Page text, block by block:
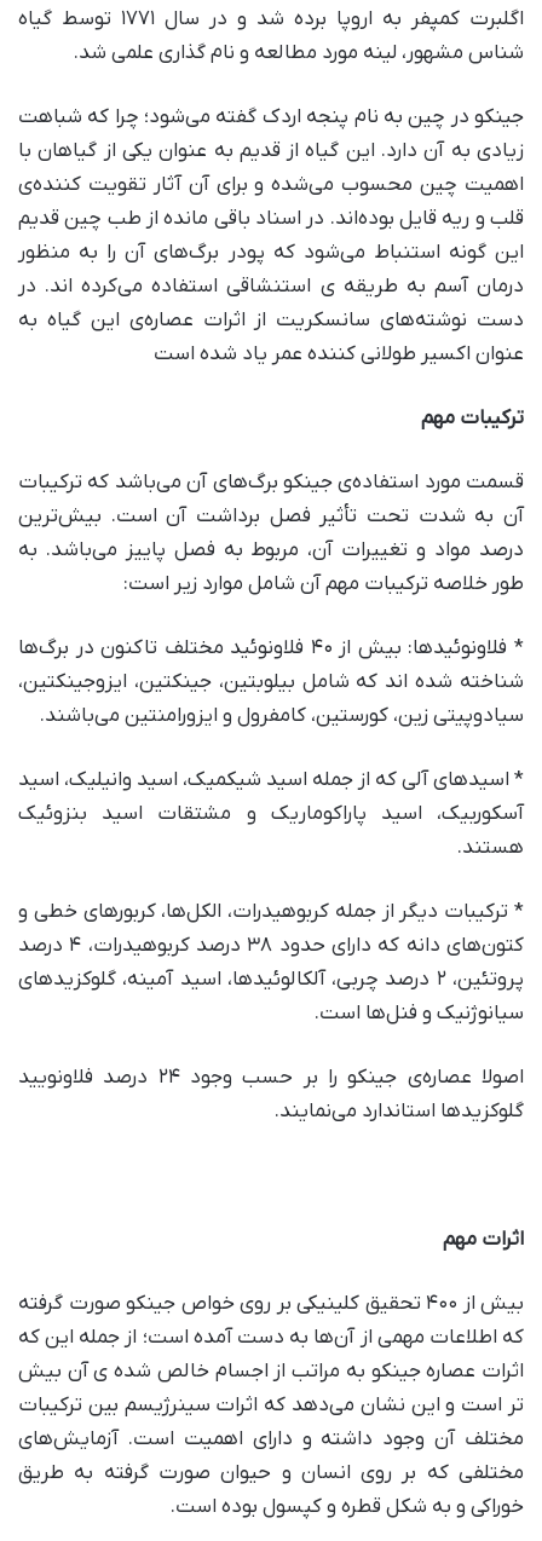
اگلبرت کمپفر به اروپا برده شد و در سال ۱۷۷۱ توسط گیاه
شناس مشهور، لینه مورد مطالعه و نام گذاری علمی شد.
جینکو در چین به نام پنجه اردک گفته می‌شود؛ چرا که شباهت
زیادی به آن دارد. این گیاه از قدیم به عنوان یکی از گیاهان با
اهمیت چین محسوب می‌شده و برای آن آثار تقویت کننده‌ی
قلب و ریه قایل بوده‌اند. در اسناد باقی مانده از طب چین قدیم
این گونه استنباط می‌شود که پودر برگ‌های آن را به منظور
درمان آسم به طریقه ی استنشاقی استفاده می‌کرده اند. در
دست نوشته‌های سانسکریت از اثرات عصاره‌ی این گیاه به
عنوان اکسیر طولانی کننده عمر یاد شده است
ترکیبات مهم
قسمت مورد استفاده‌ی جینکو برگ‌های آن می‌باشد که ترکیبات
آن به شدت تحت تأثیر فصل برداشت آن است. بیش‌ترین
درصد مواد و تغییرات آن، مربوط به فصل پاییز می‌باشد. به
طور خلاصه ترکیبات مهم آن شامل موارد زیر است:
* فلاونوئیدها: بیش از ۴۰ فلاونوئید مختلف تاکنون در برگ‌ها
شناخته شده اند که شامل بیلوبتین، جینکتین، ایزوجینکتین،
سیادوپیتی زین، کورستین، کامفرول و ایزورامنتین می‌باشند.
* اسیدهای آلی که از جمله اسید شیکمیک، اسید وانیلیک، اسید
آسکوربیک، اسید پاراکوماریک و مشتقات اسید بنزوئیک
هستند.
* ترکیبات دیگر از جمله کربوهیدرات، الکل‌ها، کربورهای خطی و
کتون‌های دانه که دارای حدود ۳۸ درصد کربوهیدرات، ۴ درصد
پروتئین، ۲ درصد چربی، آلکالوئیدها، اسید آمینه، گلوکزیدهای
سیانوژنیک و فنل‌ها است.
اصولا عصاره‌ی جینکو را بر حسب وجود ۲۴ درصد فلاونویید
گلوکزیدها استاندارد می‌نمایند.
اثرات مهم
بیش از ۴۰۰ تحقیق کلینیکی بر روی خواص جینکو صورت گرفته
که اطلاعات مهمی از آن‌ها به دست آمده است؛ از جمله این که
اثرات عصاره جینکو به مراتب از اجسام خالص شده ی آن بیش
تر است و این نشان می‌دهد که اثرات سینرژیسم بین ترکیبات
مختلف آن وجود داشته و دارای اهمیت است. آزمایش‌های
مختلفی که بر روی انسان و حیوان صورت گرفته به طریق
خوراکی و به شکل قطره و کپسول بوده است.